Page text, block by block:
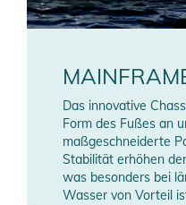
Das innovative
Form des Fußes an
maßgeschneiderte
Stabilität erhöhen
was besonders bei
Wasser von Vorteil